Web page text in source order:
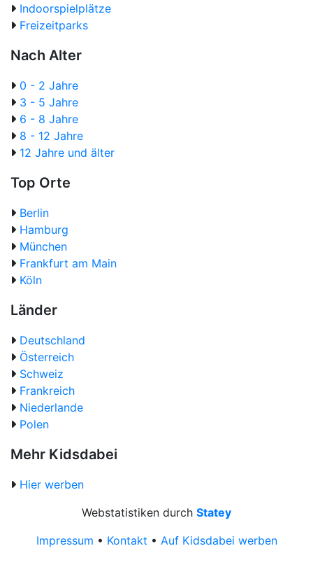
Indoorspielplätze
Freizeitparks
Nach Alter
0 - 2 Jahre
3 - 5 Jahre
6 - 8 Jahre
8 - 12 Jahre
12 Jahre und älter
Top Orte
Berlin
Hamburg
München
Frankfurt am Main
Köln
Länder
Deutschland
Österreich
Schweiz
Frankreich
Niederlande
Polen
Mehr Kidsdabei
Hier werben
Webstatistiken durch Statey
Impressum • Kontakt • Auf Kidsdabei werben